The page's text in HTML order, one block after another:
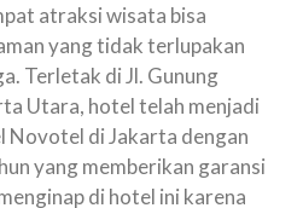
atraksi wisata bisa
yang tidak terlupakan
Terletak di Jl. Gunung
Utara, hotel telah menjadi
Novotel di Jakarta dengan
yang memberikan garansi
di hotel ini karena